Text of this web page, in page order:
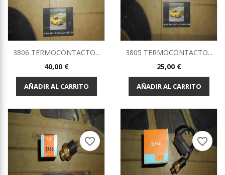
3806 TERMOCONTACTO...
Precio
40,00 €
AÑADIR AL CARRITO
3805 TERMOCONTACTO...
Precio
25,00 €
AÑADIR AL CARRITO
favorite_border favorite_border